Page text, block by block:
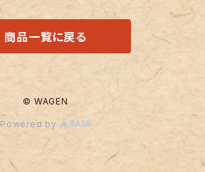
商品一覧に戻る
© WAGEN
Powered by